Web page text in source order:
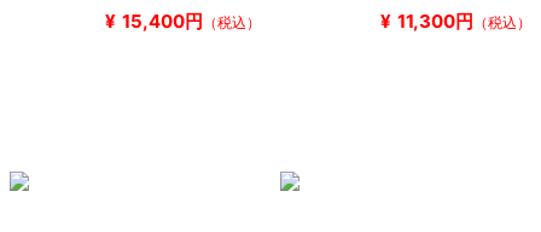
¥ 15,400円 （税込） ¥ 11,300円 （税込）